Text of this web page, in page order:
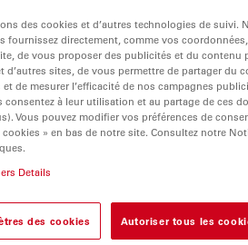
de 63x
un
et un
des cookies et d’autres technologies de suivi.
fournissez directement, comme vos
de vous proposer des publicités et du contenu
d’autres sites, de vous permettre de partager du
de mesurer l’efficacité de nos campagnes
à leur utilisation et au partage de ces
Vous pouvez modifier vos préférences de
» en bas de notre site. Consultez notre
Details
des cookies Autoriser tous les